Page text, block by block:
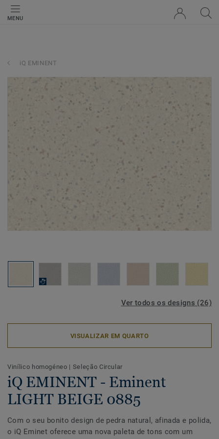
MENU
iQ EMINENT
Ver todos os designs (26)
VISUALIZAR EM QUARTO
Vinílico homogéneo | Seleção Circular
iQ EMINENT - Eminent
LIGHT BEIGE 0885
Com o seu bonito design de pedra natural, afinada e polida,
o iQ Eminet oferece uma nova paleta de tons com um